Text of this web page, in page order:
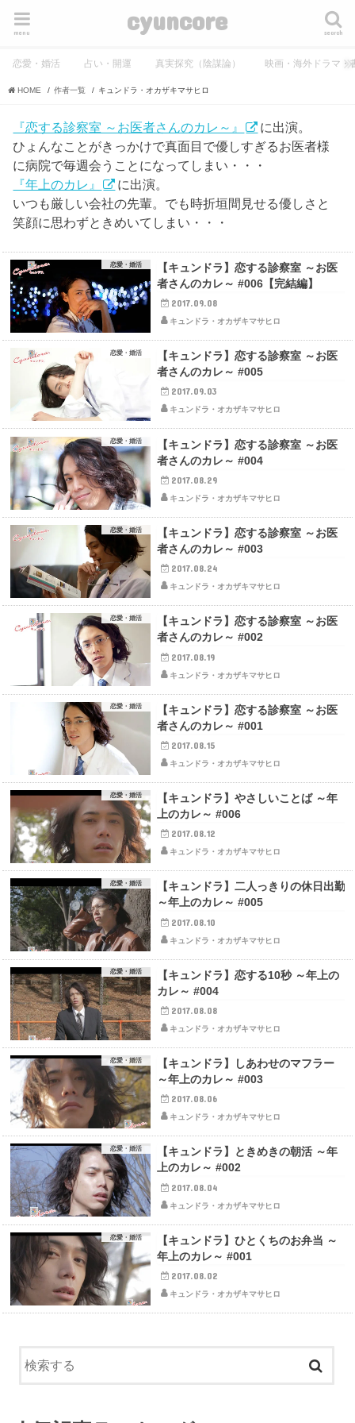
cyuncore search
menu
恋愛・婚活 占い・開運 真実探究（陰謀論） 映画・海外ドラマ・
HOME 作者一覧 キュンドラ・オカザキマサヒロ
『恋する診察室 ～お医者さんのカレ～』
に出演。
ひょんなことがきっかけで真面目で優しすぎるお医者様
に病院で毎週会うことになってしまい・・・
『年上のカレ』
に出演。
いつも厳しい会社の先輩。でも時折垣間見せる優しさと
笑顔に思わずときめいてしまい・・・
恋愛・婚活
【キュンドラ】恋する診察室 ～お医
者さんのカレ～ #006【完結編】
2017.09.08
キュンドラ・オカザキマサヒロ
恋愛・婚活
【キュンドラ】恋する診察室 ～お医
者さんのカレ～ #005
2017.09.03
キュンドラ・オカザキマサヒロ
恋愛・婚活
【キュンドラ】恋する診察室 ～お医
者さんのカレ～ #004
2017.08.29
キュンドラ・オカザキマサヒロ
恋愛・婚活
【キュンドラ】恋する診察室 ～お医
者さんのカレ～ #003
2017.08.24
キュンドラ・オカザキマサヒロ
恋愛・婚活
【キュンドラ】恋する診察室 ～お医
者さんのカレ～ #002
2017.08.19
キュンドラ・オカザキマサヒロ
恋愛・婚活
【キュンドラ】恋する診察室 ～お医
者さんのカレ～ #001
2017.08.15
キュンドラ・オカザキマサヒロ
恋愛・婚活
【キュンドラ】やさしいことば ～年
上のカレ～ #006
2017.08.12
キュンドラ・オカザキマサヒロ
恋愛・婚活
【キュンドラ】二人っきりの休日出勤
～年上のカレ～ #005
2017.08.10
キュンドラ・オカザキマサヒロ
恋愛・婚活
【キュンドラ】恋する10秒 ～年上の
カレ～ #004
2017.08.08
キュンドラ・オカザキマサヒロ
恋愛・婚活
【キュンドラ】しあわせのマフラー
～年上のカレ～ #003
2017.08.06
キュンドラ・オカザキマサヒロ
恋愛・婚活
【キュンドラ】ときめきの朝活 ～年
上のカレ～ #002
2017.08.04
キュンドラ・オカザキマサヒロ
恋愛・婚活
【キュンドラ】ひとくちのお弁当 ～
年上のカレ～ #001
2017.08.02
キュンドラ・オカザキマサヒロ